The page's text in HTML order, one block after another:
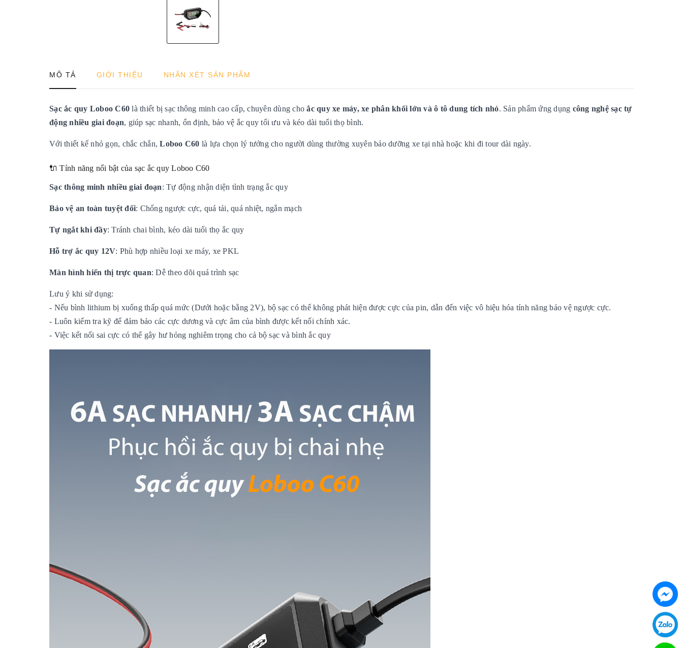
MÔ TẢ GIỚI THIỆU NHẬN XÉT SẢN PHẨM
Sạc ắc quy Loboo C60 là thiết bị sạc thông minh cao cấp, chuyên dùng choắc quy xe máy, xe phân khối lớn và ô tô dung tích nhỏ. Sản phẩm ứng dụng công nghệ sạc tự
động nhiều giai đoạn, giúp sạc nhanh, ổn định, bảo vệ ắc quy tối ưu và kéo dài tuổi thọ bình.
Với thiết kế nhỏ gọn, chắc chắn,Loboo C60 là lựa chọn lý tưởng cho người dùng thường xuyên bảo dưỡng xe tại nhà hoặc khi đi tour dài ngày.
🔌 Tính năng nổi bật của sạc ắc quy Loboo C60
Sạc thông minh nhiều giai đoạn: Tự động nhận diện tình trạng ắc quy
Bảo vệ an toàn tuyệt đối: Chống ngược cực, quá tải, quá nhiệt, ngắn mạch
Tự ngắt khi đầy: Tránh chai bình, kéo dài tuổi thọ ắc quy
Hỗ trợ ắc quy 12V: Phù hợp nhiều loại xe máy, xe PKL
Màn hình hiển thị trực quan: Dễ theo dõi quá trình sạc
Lưu ý khi sử dụng:
- Nếu bình lithium bị xuống thấp quá mức (Dưới hoặc bằng 2V), bộ sạc có thể không phát hiện được cực của pin, dẫn đến việc vô hiệu hóa tính năng bảo vệ ngược cực.
- Luôn kiểm tra kỹ để đảm bảo các cực dương và cực âm của bình được kết nối chính xác.
- Việc kết nối sai cực có thể gây hư hỏng nghiêm trọng cho cả bộ sạc và bình ắc quy